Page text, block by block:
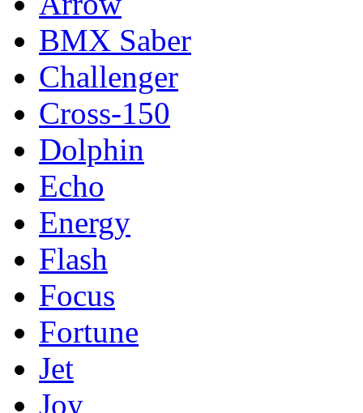
BMX Saber
Challenger
Cross-150
Dolphin
Echo
Energy
Flash
Focus
Fortune
Jet
Joy